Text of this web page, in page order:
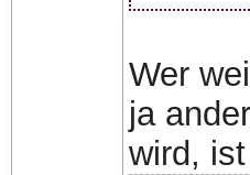
Wer
ja
wird,